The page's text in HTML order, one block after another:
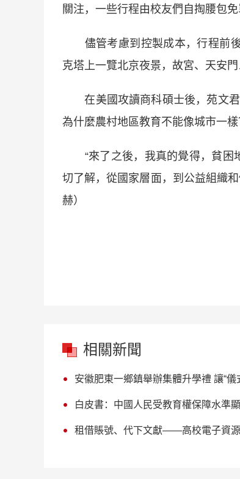
關注，一些行程由校友們自掏腰包
儘管考慮到控製成本，行程前後
克塔上一覽北京夜景，故宮、天安
在美國攻讀商科碩士後，苑文君
為什麼農村地區教育不能像城市一
“來了之後，我真的覺得，貧困
切了解，從國家層面，到公益組織
赫）
相關新聞
安徽肥東一鄉鎮舉辦集體升學禮 讓“儀
白皮書：中國人民受教育權保障水準
租借賬號、代下文獻——高校電子資源